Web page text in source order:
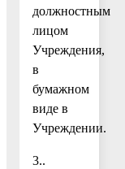
должностным
лицом
Учреждения,
в
бумажном
виде в
Учреждении.
3..